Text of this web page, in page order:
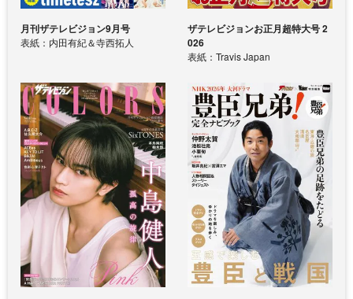
月刊ザテレビジョン9月号
表紙：内田有紀＆寺西拓人
ザテレビジョンお正月超特大号 2
026
表紙：Travis Japan